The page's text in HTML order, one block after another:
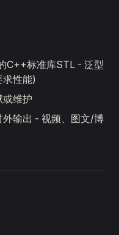
C++标准库STL - 泛型
性能)
维护
输出 - 视频、图文/博